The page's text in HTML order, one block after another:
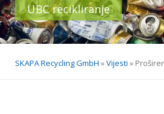
UBC recikliranje
SKAPA Recycling GmbH »Vijesti »